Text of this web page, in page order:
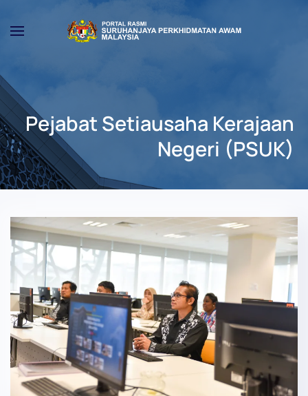
Skip to main content
Pejabat Setiausaha Kerajaan
Negeri (PSUK)